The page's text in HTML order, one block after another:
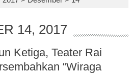
14, 2017
Ketiga, Teater Rai
“Wiraga